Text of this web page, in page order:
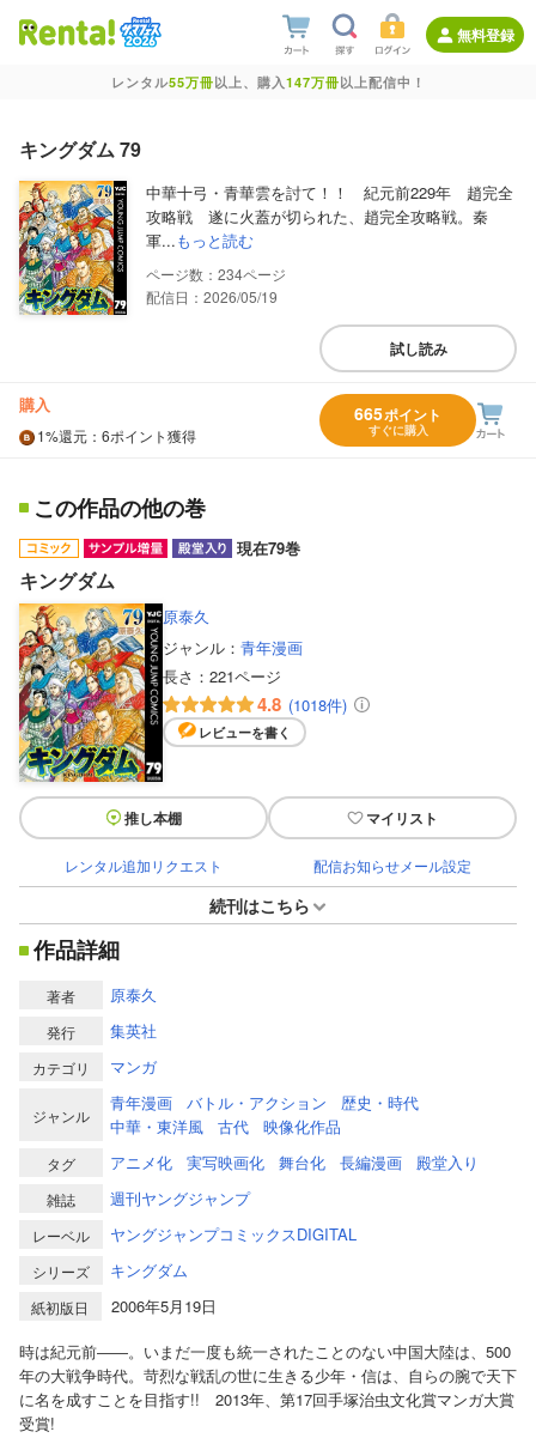
無料登録
レンタル55万冊以上、購入147万冊以上配信中！
キングダム 79
中華十弓・青華雲を討て！！ 紀元前229年 趙完全
攻略戦 遂に火蓋が切られた、趙完全攻略戦。秦
軍...もっと読む
234
配信日：2026/05/19
試し読み
購入
1%還元 ：6ポイント獲得
665ポイント
すぐに購入
この作品の他の巻
現在79巻
キングダム
原泰久
ジャンル： 青年漫画
長さ： 221ページ
4.8 (1018件)
レビューを書く
推し本棚 マイリスト
レンタル追加リクエスト 配信お知らせメール設定
続刊はこちら
作品詳細
著者 原泰久
発行 集英社
カテゴリ マンガ
ジャンル
青年漫画 バトル・アクション
歴史・時代
中華・東洋風
古代 映像化作品
タグ アニメ化 実写映画化 舞台化 長編漫画 殿堂入り
雑誌 週刊ヤングジャンプ
レーベル ヤングジャンプコミックスDIGITAL
シリーズ キングダム
紙初版日
2006年5月19日
時は紀元前――。いまだ一度も統一されたことのない中国大陸は、500
年の大戦争時代。苛烈な戦乱の世に生きる少年・信は、自らの腕で天下
に名を成すことを目指す!! 2013年、第17回手塚治虫文化賞マンガ大賞
受賞!